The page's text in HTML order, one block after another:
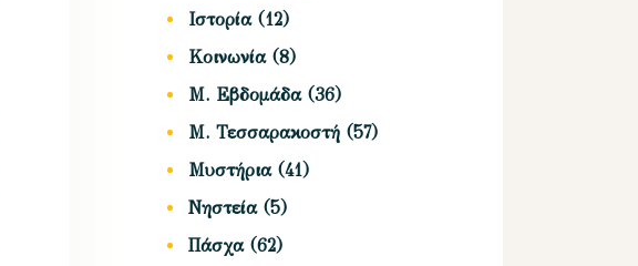
Ιστορία(12)
Κοινωνία(8)
Μ. Εβδομάδα(36)
Μ. Τεσσαρακοστή (57)
Μυστήρια(41)
Νηστεία(5)
Πάσχα(62)